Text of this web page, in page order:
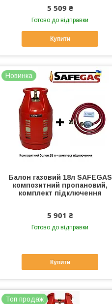
5 509 ₴
Готово до відправки
Купити
Новинка
Балон газовий 18л SAFEGAS
композитний пропановий,
комплект підключення
5 901 ₴
Готово до відправки
Купити
Топ продаж